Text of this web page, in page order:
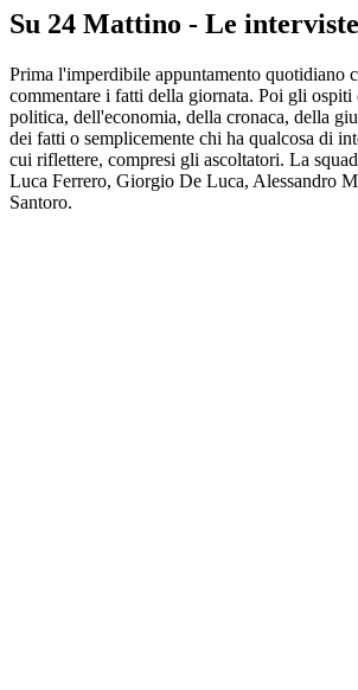
Su 24 Mattino - Le interviste
Prima l'imperdibile appuntamento quotidiano
commentare i fatti della giornata. Poi gli ospiti
politica, dell'economia, della cronaca, della
dei fatti o semplicemente chi ha qualcosa di
cui riflettere, compresi gli ascoltatori. La
Luca Ferrero, Giorgio De Luca, Alessandro
Santoro.